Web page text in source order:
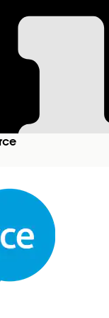
che
di cui si
una chiamata
una cronologia
di quando e come
da persone o da
la
organizzazione.